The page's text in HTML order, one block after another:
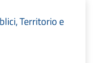
Territorio e